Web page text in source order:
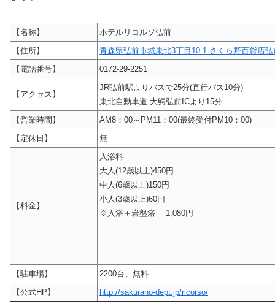
【名称】
ホテルリコルソ弘前
【住所】
青森県弘前市城東北3丁目10-1 さくら野百貨店弘
【電話番号】
0172-29-2251
【アクセス】
JR弘前駅よりバスで25分(直行パス10分)
東北自動車道 大鰐弘前ICより15分
【営業時間】
AM8：00～PM11：00(最終受付PM10：00)
【定休日】
無
【料金】
入浴料
大人(12歳以上)450円
中人(6歳以上)150円
小人(3歳以上)60円
※入浴＋岩盤浴 1,080円
【駐車場】
2200台、無料
【公式HP】
http://sakurano-dept.jp/ricorso/